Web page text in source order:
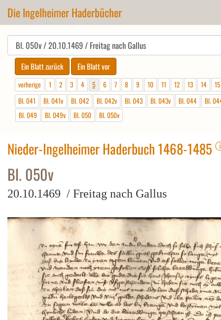
Die Ingelheimer Haderbücher
vorherige 1 2 3 4 5 6 7 8 9 10 11 12 13 14
15
Bl. 041
Bl. 041v Bl. 042 Bl. 042v Bl. 043 Bl. 043v Bl. 044
Bl.
Bl. 049
Bl. 049v Bl. 050 Bl. 050v
Nieder-Ingelheimer Haderbuch 1468-1485
Bl. 050v
20.10.1469 / Freitag nach Gallus